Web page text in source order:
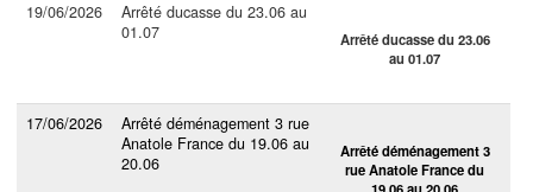
19/06/2026
Arrêté ducasse du 23.06 au
01.07
Arrêté ducasse du 23.06
au 01.07
17/06/2026
Arrêté déménagement 3 rue
Anatole France du 19.06 au
20.06
Arrêté déménagement 3
rue Anatole France du
19.06 au 20.06